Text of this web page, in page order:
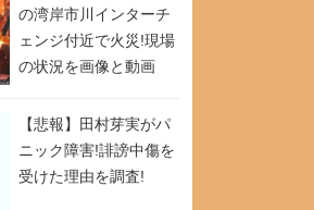
の湾岸市川インターチ
ェンジ付近で火災!現場
の状況を画像と動画
【悲報】田村芽実がパ
ニック障害!誹謗中傷を
受けた理由を調査!